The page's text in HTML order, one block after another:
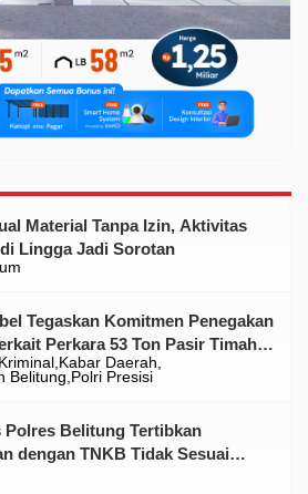
Material Tanpa Izin, Aktivitas
Lingga Jadi Sorotan
Kabar Daerah
Belitung Polri Presisi
Tegaskan Komitmen Penegakan
Perkara 53 Ton Pasir Timah
Polres Belitung Tertibkan
dengan TNKB Tidak Sesuai